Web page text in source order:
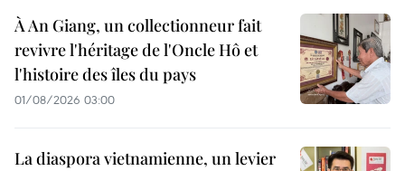
À An Giang, un collectionneur fait
revivre l'héritage de l'Oncle Hô et
l'histoire des îles du pays
01/08/2026 03:00
La diaspora vietnamienne, un levier